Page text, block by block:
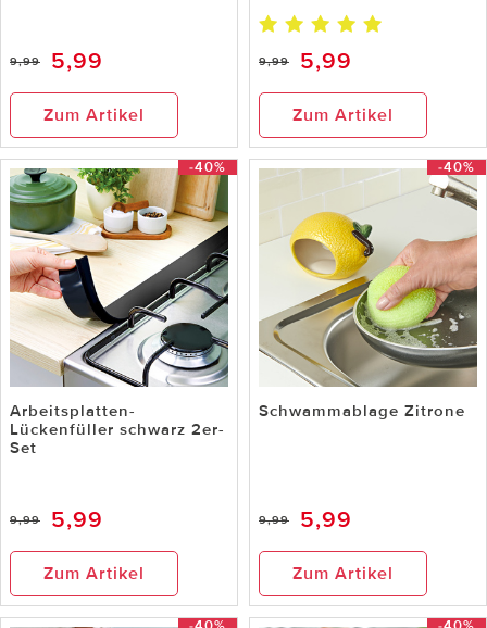
9,99 5,99
Zum Artikel
9,99 5,99
Zum Artikel
-40%
Arbeitsplatten-
Lückenfüller schwarz 2er-
Set
9,99 5,99
Zum Artikel
-40%
Schwammablage Zitrone
9,99 5,99
Zum Artikel